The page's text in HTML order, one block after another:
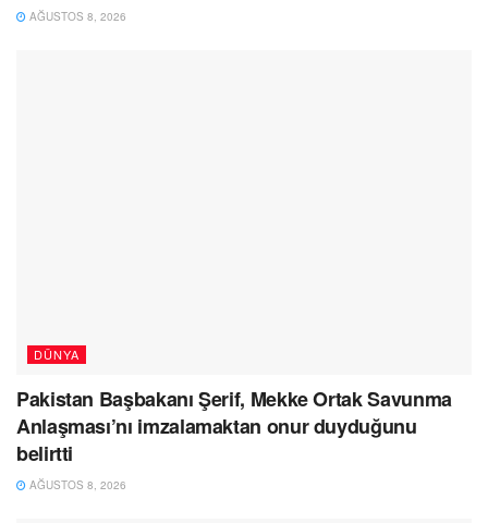
AĞUSTOS 8, 2026
DÜNYA
Pakistan Başbakanı Şerif, Mekke Ortak Savunma
Anlaşması’nı imzalamaktan onur duyduğunu
belirtti
AĞUSTOS 8, 2026